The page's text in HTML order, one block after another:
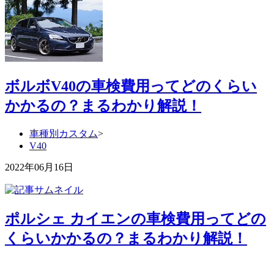
ボルボV40の車検費用ってどのくらい
かかるの？まるわかり解説！
車種別カスタム>
V40
2022年06月16日
ポルシェ カイエンの車検費用ってどの
くらいかかるの？まるわかり解説！